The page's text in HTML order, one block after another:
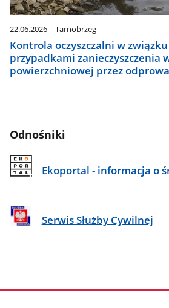
22.06.2026 Tarnobrzeg
Kontrola oczyszczalni w
przypadkami zanieczyszczenia
powierzchniowej przez
Odnośniki
Ekoportal - informacja o
Serwis Służby Cywilnej